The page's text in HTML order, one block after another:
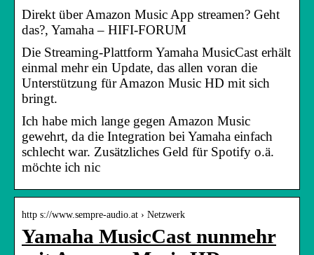
Direkt über Amazon Music App streamen? Geht
das?, Yamaha – HIFI-FORUM
Die Streaming-Plattform Yamaha MusicCast erhält
einmal mehr ein Update, das allen voran die
Unterstützung für Amazon Music HD mit sich
bringt.
Ich habe mich lange gegen Amazon Music
gewehrt, da die Integration bei Yamaha einfach
schlecht war. Zusätzliches Geld für Spotify o.ä.
möchte ich nic
http s://www.sempre-audio.at › Netzwerk
Yamaha MusicCast nunmehr